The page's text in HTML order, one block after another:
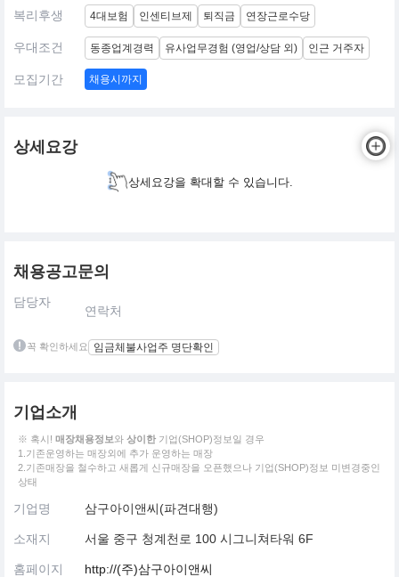
복리후생 4대보험 인센티브제 퇴직금 연장근로수당
우대조건 동종업계경력 유사업무경험 (영업/상담 외) 인근 거주자
모집기간 채용시까지
상세요강
상세요강을 확대할 수 있습니다.
채용공고문의
담당자
연락처
꼭 확인하세요 임금체불사업주 명단확인
기업소개
※ 혹시! 매장채용정보와 상이한 기업(SHOP)정보일 경우
1.기존운영하는 매장외에 추가 운영하는 매장
2.기존매장을 철수하고 새롭게 신규매장을 오픈했으나 기업(SHOP)정보 미변경중인
상태
기업명 삼구아이앤씨(파견대행)
소재지 서울 중구 청계천로 100 시그니쳐타워 6F
홈페이지 http://(주)삼구아이앤씨